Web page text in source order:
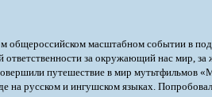
общероссийском масштабном событии в
за окружающий нас мир, за
путешествие в мир мутьтфильмов
русском и ингушском языках.